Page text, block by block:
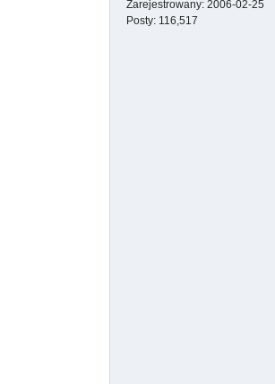
Zarejestrowany: 2006-02-25
Posty: 116,517